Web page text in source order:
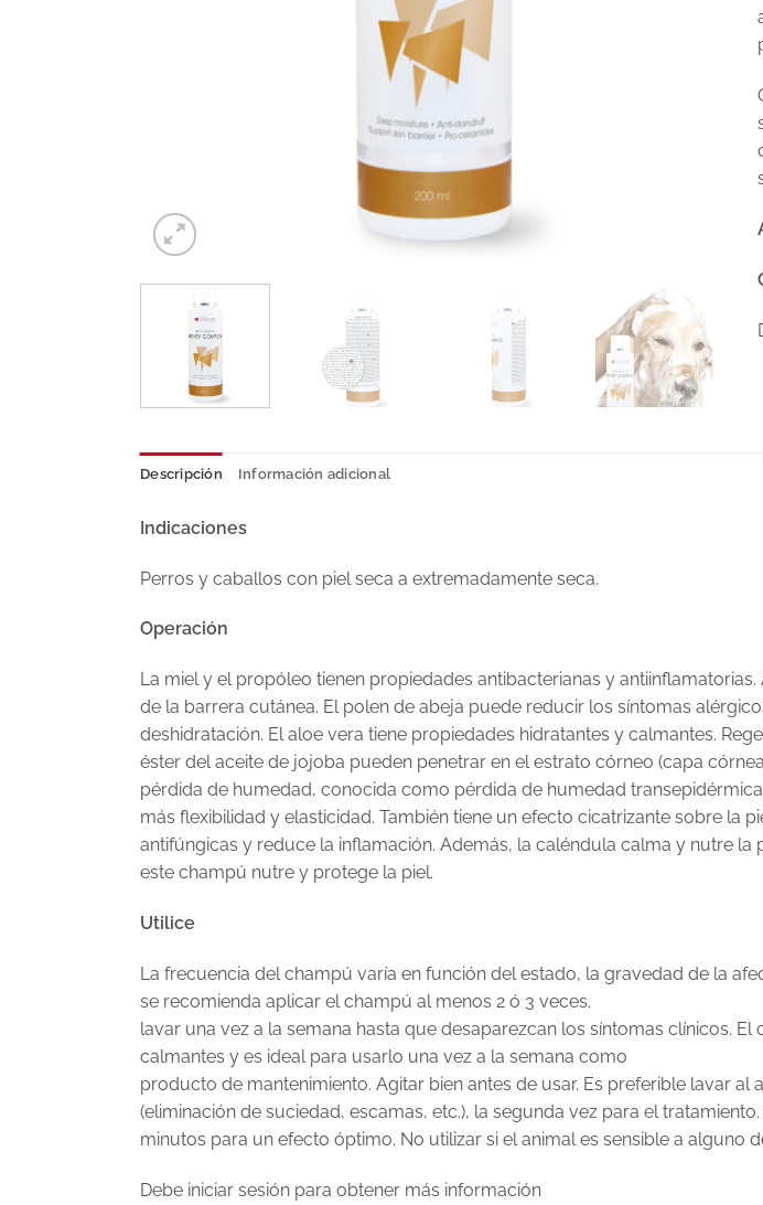
Descripción Información adicional
Indicaciones
Perros y caballos con piel seca a extremadamente seca.
Operación
La miel y el propóleo tienen propiedades antibacterianas y
de la barrera cutánea. El polen de abeja puede reducir los síntomas
deshidratación. El aloe vera tiene propiedades hidratantes y calmantes.
éster del aceite de jojoba pueden penetrar en el estrato córneo (capa
pérdida de humedad, conocida como pérdida de humedad
más flexibilidad y elasticidad. También tiene un efecto cicatrizante sobre la
antifúngicas y reduce la inflamación. Además, la caléndula calma y nutre
este champú nutre y protege la piel.
Utilice
La frecuencia del champú varía en función del estado, la gravedad de la
se recomienda aplicar el champú al menos 2 ó 3 veces.
lavar una vez a la semana hasta que desaparezcan los síntomas clínicos.
calmantes y es ideal para usarlo una vez a la semana como
producto de mantenimiento. Agitar bien antes de usar. Es preferible lavar
(eliminación de suciedad, escamas, etc.), la segunda vez para el
minutos para un efecto óptimo. No utilizar si el animal es sensible a alguno
Debe iniciar sesión para obtener más información